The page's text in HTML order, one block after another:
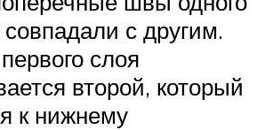
с другим.
слоя
второй, который
к нижнему